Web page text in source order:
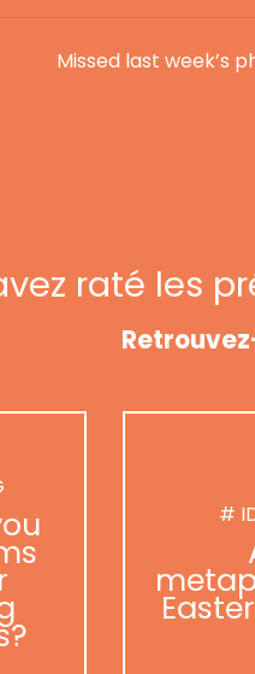
Missed last week’s
raté les
#